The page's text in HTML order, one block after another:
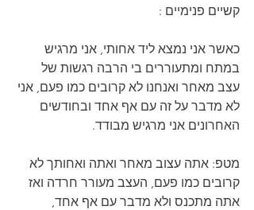
קשיים פנימיים :
כאשר אני נמצא ליד אחותי, אני מרגיש
במתח ומתעוררים בי הרבה רגשות של
עצב מאחר ואנחנו לא קרובים כמו פעם, אני
לא מדבר על זה עם אף אחד ובחודשים
האחרונים אני מרגיש מבודד.
מטפ: אתה עצוב מאחר ואתה ואחותך לא
קרובים כמו פעם, העצב מעורר חרדה ואז
אתה מתכנס ולא מדבר עם אף אחד,